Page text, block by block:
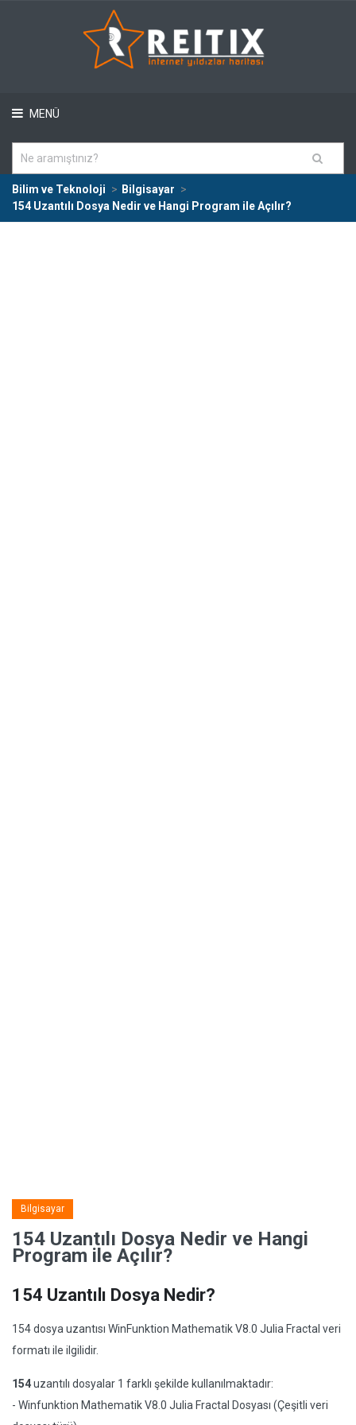
MENÜ
Bilim ve Teknoloji
Bilgisayar
154 Uzantılı Dosya Nedir ve Hangi Program ile Açılır?
Bilgisayar
154 Uzantılı Dosya Nedir ve Hangi
Program ile Açılır?
154 Uzantılı Dosya Nedir?
154 dosya uzantısı WinFunktion Mathematik V8.0 Julia Fractal veri
formatı ile ilgilidir.
154uzantılı dosyalar 1 farklı şekilde kullanılmaktadır:
- Winfunktion Mathematik V8.0 Julia Fractal Dosyası (Çeşitli veri